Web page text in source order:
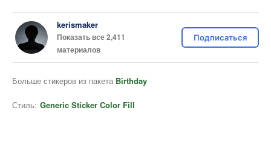
kerismaker
Показать все 2,411
материалов
Подписаться
Больше стикеров из пакета Birthday
Стиль: Generic Sticker Color Fill